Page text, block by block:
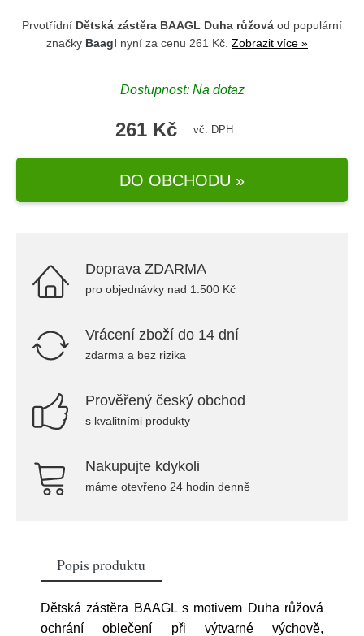
Prvotřídní Dětská zástěra BAAGL Duha růžová od populární
značky Baagl nyní za cenu 261 Kč. Zobrazit více »
Dostupnost: Na dotaz
261 Kč vč. DPH
DO OBCHODU »
Doprava ZDARMA
pro objednávky nad 1.500 Kč
Vrácení zboží do 14 dní
zdarma a bez rizika
Prověřený český obchod
s kvalitními produkty
Nakupujte kdykoli
máme otevřeno 24 hodin denně
Popis produktu
Dětská zástěra BAAGL s motivem Duha růžová
ochrání oblečení při výtvarné výchově,